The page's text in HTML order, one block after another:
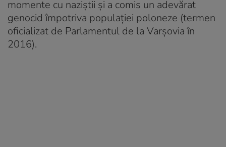
momente cu naziștii și a comis un adevărat
genocid împotriva populației poloneze (termen
oficializat de Parlamentul de la Varșovia în
2016).